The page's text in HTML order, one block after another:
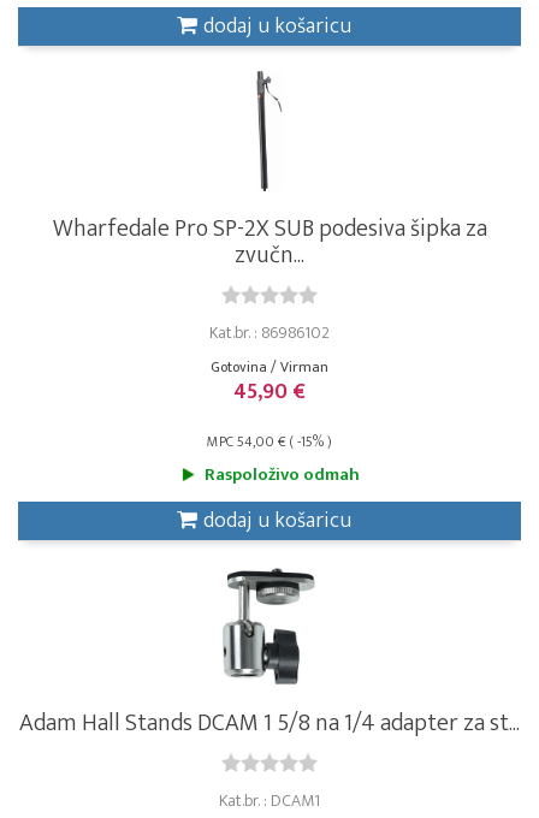
dodaj u košaricu
Wharfedale Pro SP-2X SUB podesiva šipka za
zvučn...
Kat.br. : 86986102
Gotovina / Virman
45,90 €
MPC 54,00 € ( -15% )
Raspoloživo odmah
dodaj u košaricu
Adam Hall Stands DCAM 1 5/8 na 1/4 adapter za st...
Kat.br. : DCAM1